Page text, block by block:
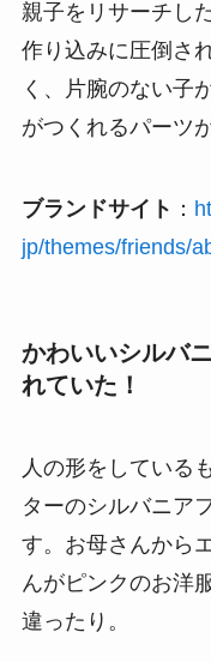
親子をリサーチし
作り込みに圧倒さ
く、片腕のない子
がつくれるパーツ
ブランドサイト ：
jp/themes/friends/
かわいいシルバ
れていた！
人の形をしている
ターのシルバニア
す。お母さんから
んがピンクのお洋
違ったり。